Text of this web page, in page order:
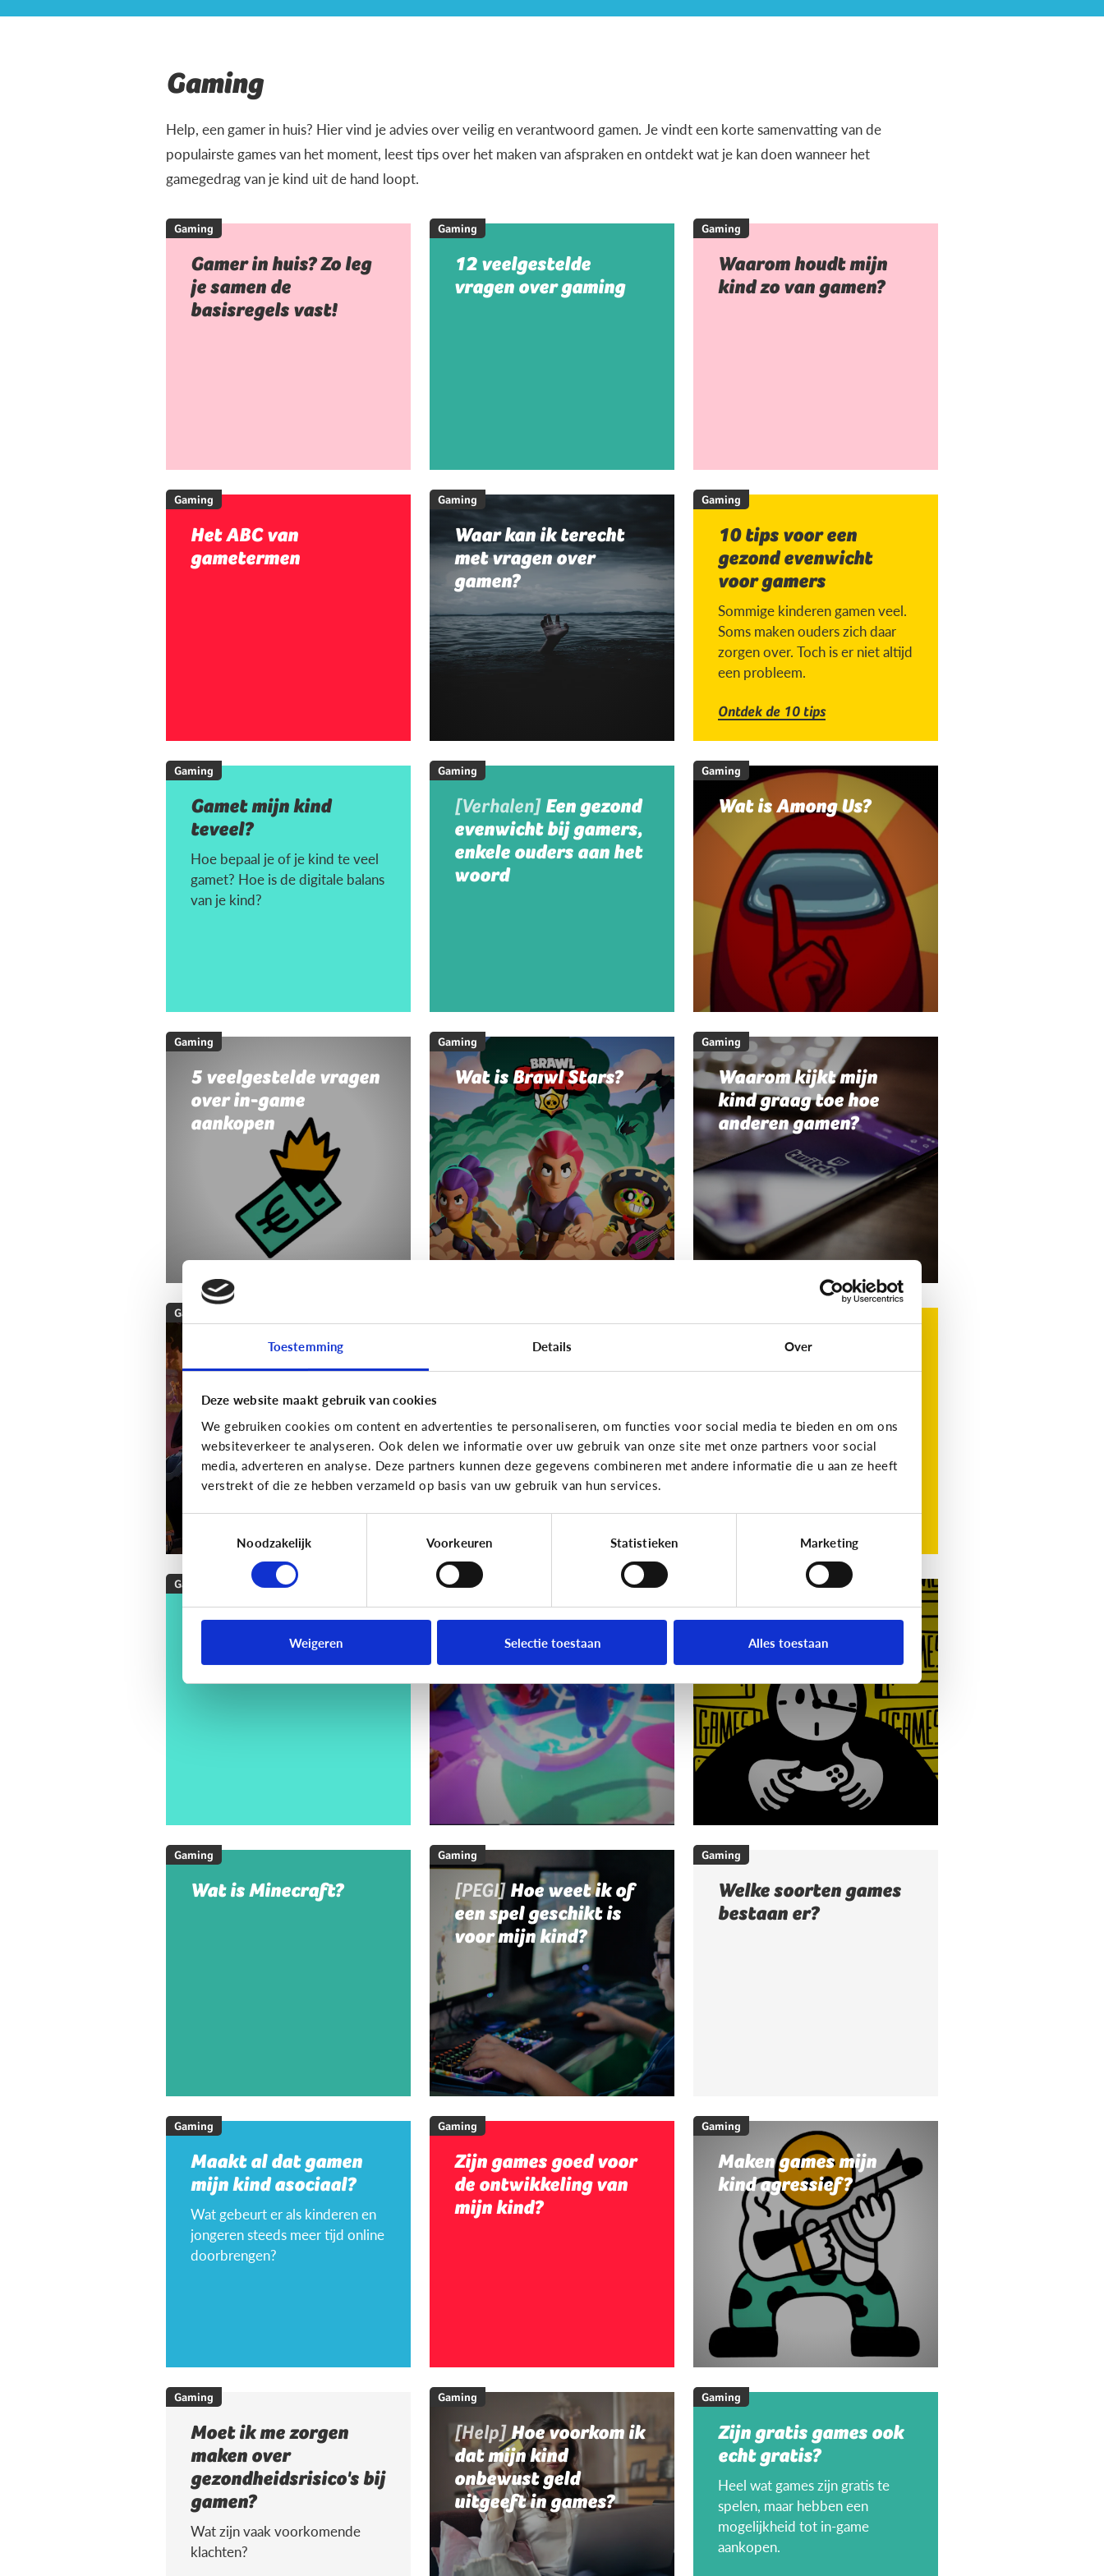
Toestemming Details Over
Deze website maakt gebruik van cookies
We gebruiken cookies om content en advertenties te personaliseren, om functies voor social media te bieden en om ons
websiteverkeer te analyseren. Ook delen we informatie over uw gebruik van onze site met onze partners voor social
media, adverteren en analyse. Deze partners kunnen deze gegevens combineren met andere informatie die u aan ze heeft
verstrekt of die ze hebben verzameld op basis van uw gebruik van hun services.
Noodzakelijk
Voorkeuren Statistieken Marketing
Weigeren Selectie toestaan Alles toestaan
Gaming
Help, een gamer in huis? Hier vind je advies over veilig en verantwoord gamen. Je vindt een korte samenvatting van de
populairste games van het moment, leest tips over het maken van afspraken en ontdekt wat je kan doen wanneer het
gamegedrag van je kind uit de hand loopt.
Gaming
Gamer in huis? Zo leg
je samen de
basisregels vast!
Gaming
12 veelgestelde
vragen over gaming
Gaming
Waarom houdt mijn
kind zo van gamen?
Gaming
Het ABC van
gametermen
Gaming
Waar kan ik terecht
met vragen over
gamen?
Gaming
10 tips voor een
gezond evenwicht
voor gamers
Sommige kinderen gamen veel.
Soms maken ouders zich daar
zorgen over. Toch is er niet altijd
een probleem.
Ontdek de 10 tips
Gaming
Gamet mijn kind
teveel?
Hoe bepaal je of je kind te veel
gamet? Hoe is de digitale balans
van je kind?
Gaming
[Verhalen] Een gezond
evenwicht bij gamers,
enkele ouders aan het
woord
Gaming
Wat is Among Us?
Gaming
5 veelgestelde vragen
over in-game
aankopen
Gaming
Wat is Brawl Stars?
Gaming
Waarom kijkt mijn
kind graag toe hoe
anderen gamen?
Gaming
Wat is Fortnite? Alles
wat je moet weten
over deze populaire
game!
Mijn kind wordt boos
als het moet stoppen
Wat is Roblox?
Hét favoriete gamingplatform
Gaming
[Checklist]Hoe kies ik
een game voor mijn
kind?
Gaming
Wat is Fall Guys? [Video]Gamet mijn
kind teveel?
Gaming
Wat is Minecraft?
Gaming
[PEGI] Hoe weet ik of
een spel geschikt is
voor mijn kind?
Gaming
Welke soorten games
bestaan er?
Gaming
Maakt al dat gamen
mijn kind asociaal?
Wat gebeurt er als kinderen en
jongeren steeds meer tijd online
doorbrengen?
Gaming
Zijn games goed voor
de ontwikkeling van
mijn kind?
Gaming
Maken games mijn
kind agressief?
Gaming
Moet ik me zorgen
maken over
gezondheidsrisico's bij
gamen?
Wat zijn vaak voorkomende
klachten?
Gaming
[Help]Hoe voorkom ik
dat mijn kind
onbewust geld
uitgeeft in games?
Gaming
Zijn gratis games ook
echt gratis?
Heel wat games zijn gratis te
spelen, maar hebben een
mogelijkheid tot in-game
aankopen.